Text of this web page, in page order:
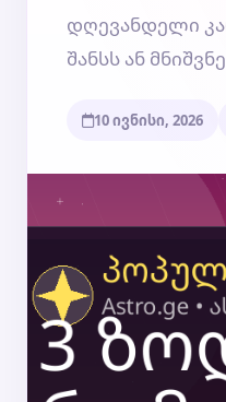
დღევანდელი
შანსს ან
10 ივნისი, 2026